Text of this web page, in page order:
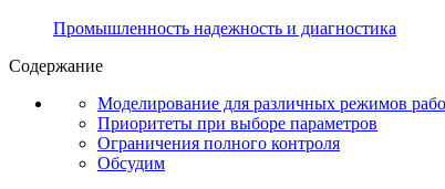
Промышленность надежность и диагностика
Содержание
Моделирование для различных режимов
Приоритеты при выборе параметров
Ограничения полного контроля
Обсудим